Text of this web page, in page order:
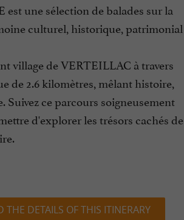
une sélection de balades sur la
culturel, historique, patrimonial
village de VERTEILLAC à travers
de 2.6 kilomètres, mêlant histoire,
Suivez ce parcours soigneusement
d'explorer les trésors cachés de
THE DETAILS OF THIS ITINERARY